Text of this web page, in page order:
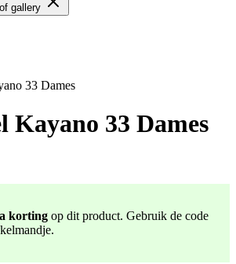
gallery
33 Dames
Kayano 33 Dames
korting op dit product. Gebruik de code